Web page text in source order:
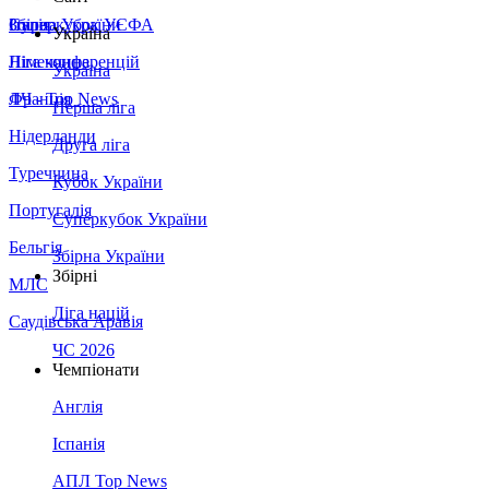
Збірна України
Італія
Німеччина
Франція
Нідерланди
Туреччина
Португалія
Бельгія
МЛС
Саудівська Аравія
Суперкубок УЄФА
Ліга конференцій
ЛЧ - Top News
Україна
Україна
Перша ліга
Друга ліга
Кубок України
Суперкубок України
Збірна України
Збірні
Ліга націй
ЧС 2026
Чемпіонати
Англія
Іспанія
АПЛ Top News